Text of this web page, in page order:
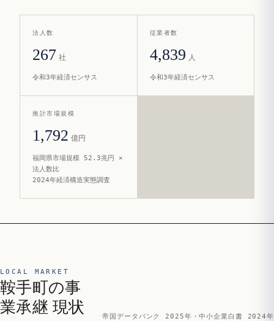
法人数
267 社
令和3年経済センサス
従業者数
4,839 人
令和3年経済センサス
推計市場規模
1,792 億円
福岡県市場規模 52.3兆円 ×
法人数比
2024年経済構造実態調査
LOCAL MARKET
鞍手町の事
業承継 現状
帝国データバンク 2025年・中小企業白書 2024年